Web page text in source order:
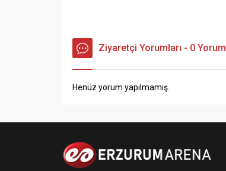
Ziyaretçi Yorumları - 0 Yorum
Henüz yorum yapılmamış.